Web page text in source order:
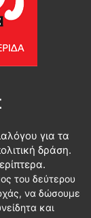
για τα
δράση.
του δεύτερου
να δώσουμε
και